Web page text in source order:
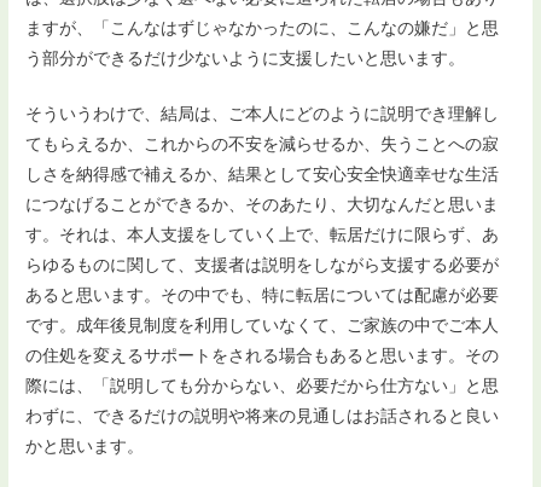
ますが、「こんなはずじゃなかったのに、こんなの嫌だ」と思
う部分ができるだけ少ないように支援したいと思います。
そういうわけで、結局は、ご本人にどのように説明でき理解し
てもらえるか、これからの不安を減らせるか、失うことへの寂
しさを納得感で補えるか、結果として安心安全快適幸せな生活
につなげることができるか、そのあたり、大切なんだと思いま
す。それは、本人支援をしていく上で、転居だけに限らず、あ
らゆるものに関して、支援者は説明をしながら支援する必要が
あると思います。その中でも、特に転居については配慮が必要
です。成年後見制度を利用していなくて、ご家族の中でご本人
の住処を変えるサポートをされる場合もあると思います。その
際には、「説明しても分からない、必要だから仕方ない」と思
わずに、できるだけの説明や将来の見通しはお話されると良い
かと思います。